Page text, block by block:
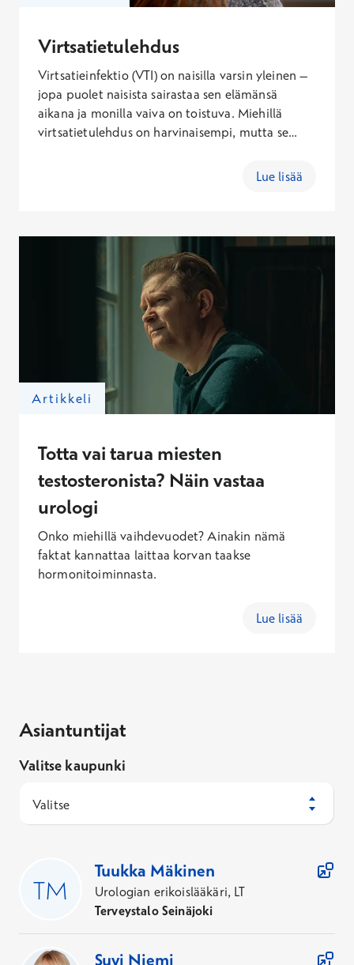
Virtsatietulehdus
Virtsatieinfektio (VTI) on naisilla varsin yleinen –
jopa puolet naisista sairastaa sen elämänsä
aikana ja monilla vaiva on toistuva. Miehillä
virtsatietulehdus on harvinaisempi, mutta se
eturauhasen liikakasvun takia. Lue tietopaketti
Lue lisää
Artikkeli
Totta vai tarua miesten
testosteronista? Näin vastaa
urologi
Onko miehillä vaihdevuodet? Ainakin nämä
faktat kannattaa laittaa korvan taakse
hormonitoiminnasta.
Lue lisää
Asiantuntijat
Valitse kaupunki
Valitse
Tuukka Mäkinen
Urologian erikoislääkäri, LT
Terveystalo Seinäjoki
Suvi Niemi